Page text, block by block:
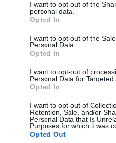
I want to opt-out of the
personal data.
Opted In
I want to opt-out of the
Personal Data.
Opted In
I want to opt-out of
Personal Data for Targeted
Opted In
I want to opt-out of
Retention, Sale, and/or
Personal Data that Is
Purposes for which it was
Opted Out
TAIP PAT
Klaipėda